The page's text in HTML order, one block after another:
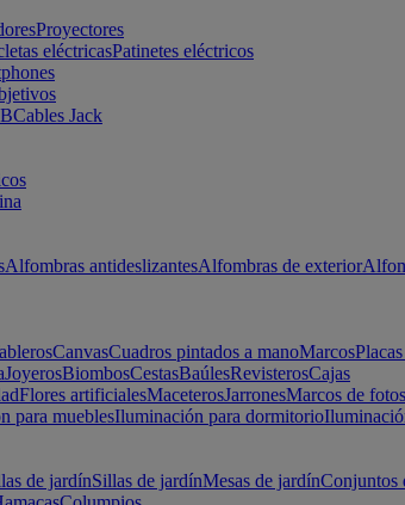
Proyectores
eléctricasPatinetes eléctricos
Cables Jack
Alfombras antideslizantesAlfombras de exterior
CanvasCuadros pintados a manoMarcos
JoyerosBiombosCestasBaúlesRevisterosCajas
Flores artificialesMaceterosJarronesMarcos de fotos
para mueblesIluminación para dormitorio
de jardínSillas de jardínMesas de jardínConjuntos